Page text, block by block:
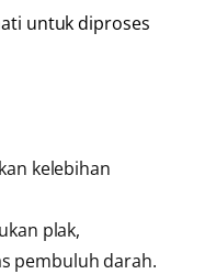
untuk diproses
kelebihan
plak,
pembuluh darah.